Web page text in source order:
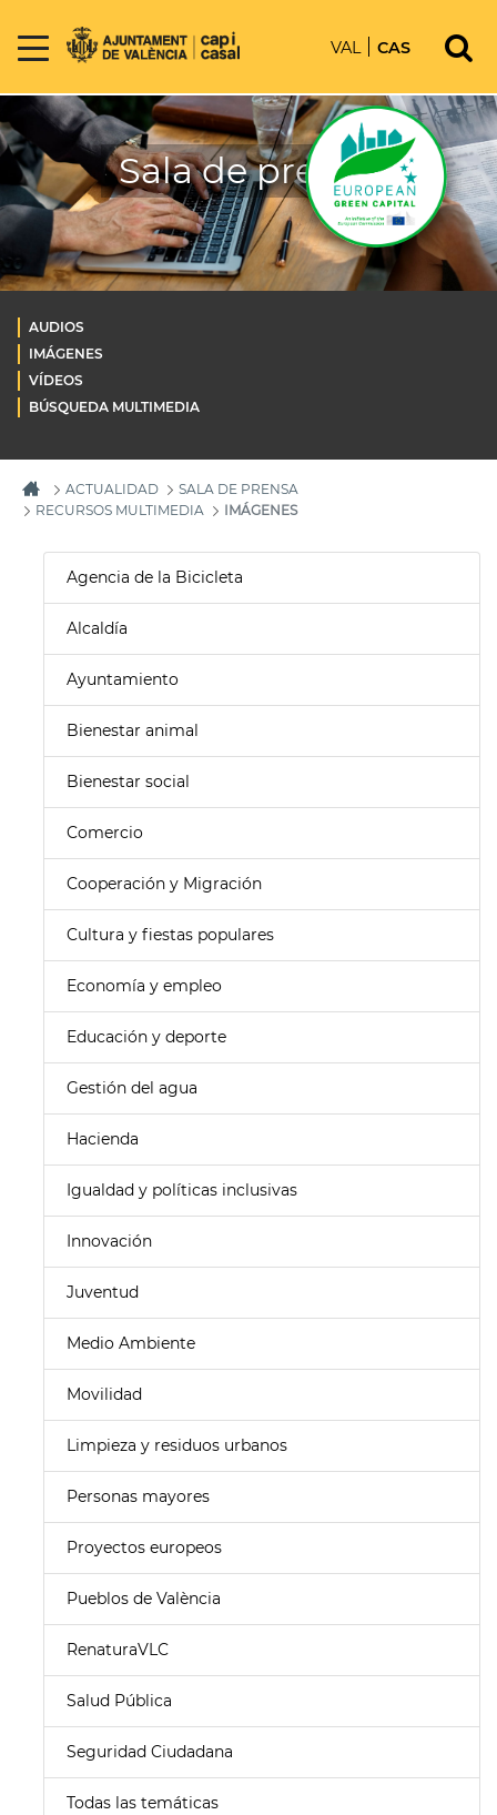
VAL CAS
Sala de prensa
AUDIOS
IMÁGENES
VÍDEOS
BÚSQUEDA MULTIMEDIA
ACTUALIDAD
SALA DE PRENSA
RECURSOS MULTIMEDIA
IMÁGENES
Agencia de la Bicicleta
Alcaldía
Ayuntamiento
Bienestar animal
Bienestar social
Comercio
Cooperación y Migración
Cultura y fiestas populares
Economía y empleo
Educación y deporte
Gestión del agua
Hacienda
Igualdad y políticas inclusivas
Innovación
Juventud
Medio Ambiente
Movilidad
Limpieza y residuos urbanos
Personas mayores
Proyectos europeos
Pueblos de València
RenaturaVLC
Salud Pública
Seguridad Ciudadana
Todas las temáticas